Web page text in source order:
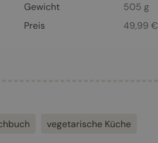
Gewicht
505 g
Preis 49,99 €
vegetarische Küche